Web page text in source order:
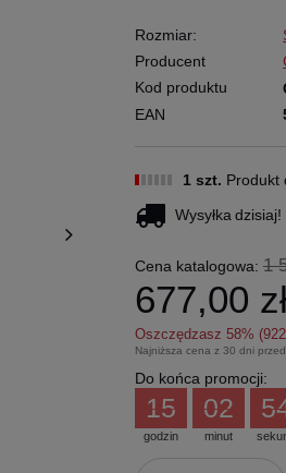
Rozmiar:
Producent
Kod produktu
EAN
1 szt. Produkt
Wysyłkadzisiaj!
Cena katalogowa: 1
677,00
Oszczędzasz 58% (
Najniższa cena z 30 dni
Do końca promocji:
godzin
15
minut
02